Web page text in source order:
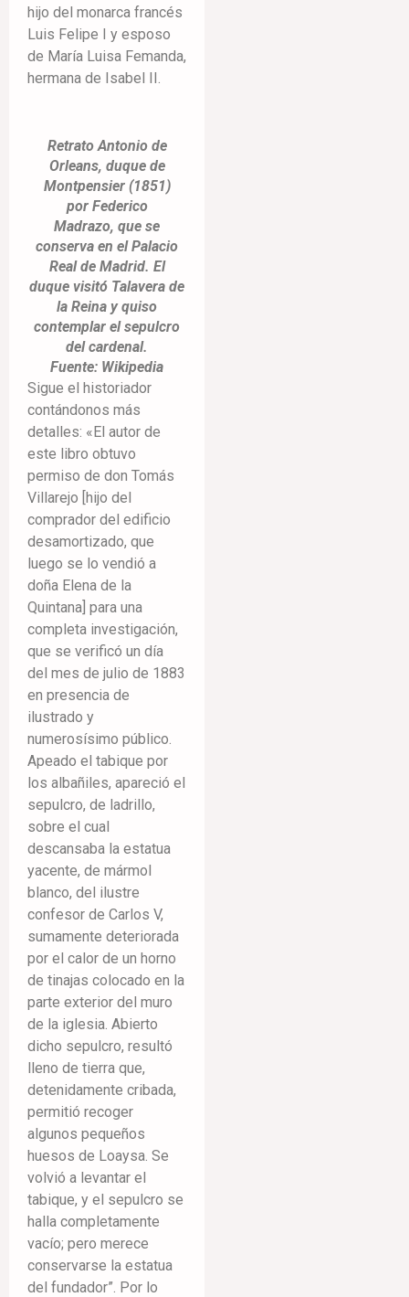
hijo del monarca francés
Luis Felipe I y esposo
de María Luisa Femanda,
hermana de Isabel II.
Retrato Antonio de
Orleans, duque de
Montpensier (1851)
por Federico
Madrazo, que se
conserva en el Palacio
Real de Madrid. El
duque visitó Talavera de
la Reina y quiso
contemplar el sepulcro
del cardenal.
Fuente: Wikipedia
Sigue el historiador
contándonos más
detalles: «El autor de
este libro obtuvo
permiso de don Tomás
Villarejo [hijo del
comprador del edificio
desamortizado, que
luego se lo vendió a
doña Elena de la
Quintana] para una
completa investigación,
que se verificó un día
del mes de julio de 1883
en presencia de
ilustrado y
numerosísimo público.
Apeado el tabique por
los albañiles, apareció el
sepulcro, de ladrillo,
sobre el cual
descansaba la estatua
yacente, de mármol
blanco, del ilustre
confesor de Carlos V,
sumamente deteriorada
por el calor de un horno
de tinajas colocado en la
parte exterior del muro
de la iglesia. Abierto
dicho sepulcro, resultó
lleno de tierra que,
detenidamente cribada,
permitió recoger
algunos pequeños
huesos de Loaysa. Se
volvió a levantar el
tabique, y el sepulcro se
halla completamente
vacío; pero merece
conservarse la estatua
del fundador”. Por lo